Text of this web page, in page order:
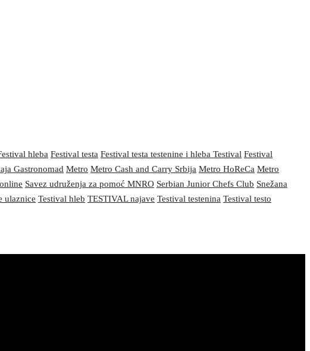
hleba Festival testa Festival testa testenine i hleba Testival Festival
Gastronomad Metro Metro Cash and Carry Srbija Metro HoReCa Metro
Savez udruženja za pomoć MNRO Serbian Junior Chefs Club Snežana
ulaznice Testival hleb TESTIVAL najave Testival testenina Testival testo